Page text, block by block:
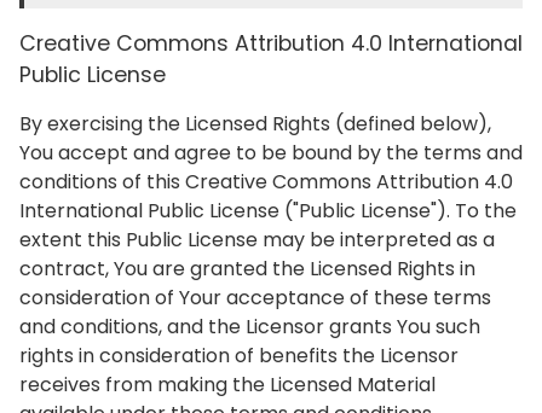
Creative Commons Attribution 4.0 International
Public License
By exercising the Licensed Rights (defined below),
You accept and agree to be bound by the terms and
conditions of this Creative Commons Attribution 4.0
International Public License ("Public License"). To the
extent this Public License may be interpreted as a
contract, You are granted the Licensed Rights in
consideration of Your acceptance of these terms
and conditions, and the Licensor grants You such
rights in consideration of benefits the Licensor
receives from making the Licensed Material